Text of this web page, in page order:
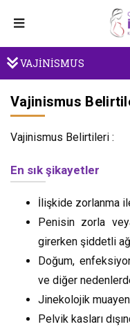
VAJİNİSMUS
Vajinismus
Vajinismus Belirtileri :
En sık şikayetler
İlişkide zorlanma
Penisin zorla
girerken şiddetli
Doğum,
ve diğer
Jinekolojik
Pelvik kasları